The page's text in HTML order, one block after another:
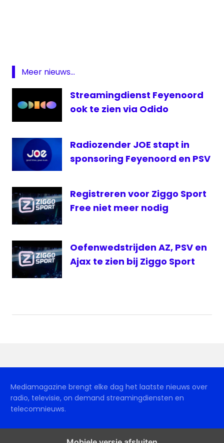
— FOX (@foxNL)
Feyenoord
FOX
KNVB
Beker
live
live
Vitesse
radio
Vitesse
Meer nieuws...
Streamingdienst Feyenoord
ook te zien via Odido
Radiozender JOE stapt in
sponsoring Feyenoord en PSV
Registreren voor Ziggo Sport
Free niet meer nodig
Oefenwedstrijden AZ, PSV en
Ajax te zien bij Ziggo Sport
Mediamagazine brengt elke dag het laatste nieuws over
radio, televisie, on demand streamingdiensten en
telecomnieuws.